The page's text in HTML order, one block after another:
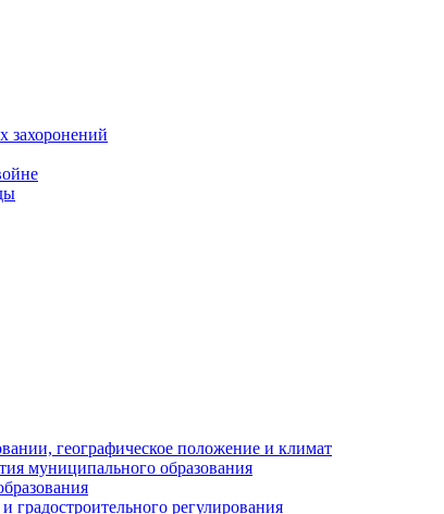
захоронений
географическое положение и климат
муниципального образования
градостроительного регулирования